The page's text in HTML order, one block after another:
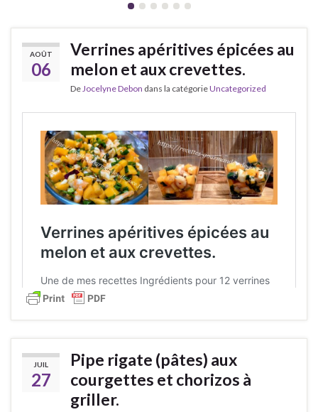
AOÛT
06
Verrines apéritives épicées au
melon et aux crevettes.
De Jocelyne Debon dans la catégorieUncategorized
JUIL
27
Pipe rigate (pâtes) aux
courgettes et chorizos à
griller.